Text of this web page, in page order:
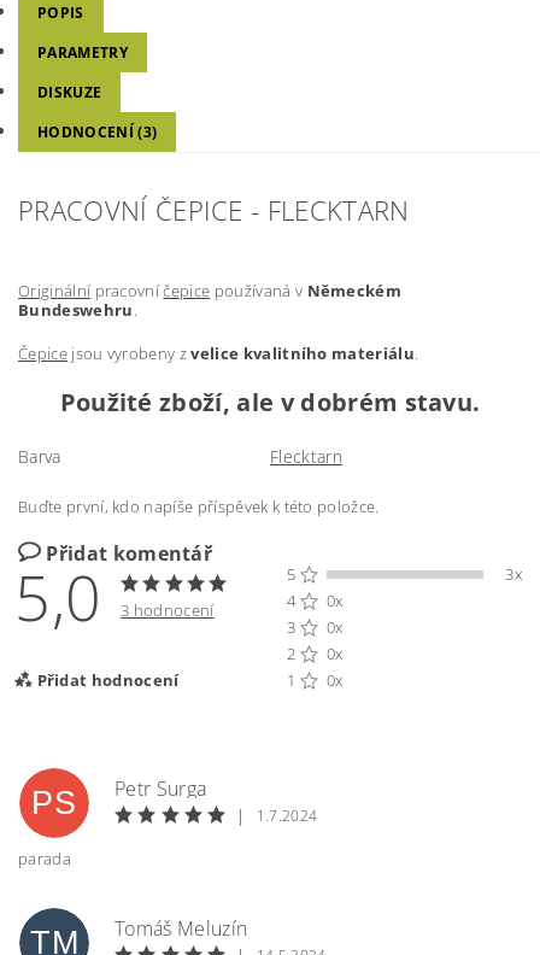
POPIS
PARAMETRY
DISKUZE
HODNOCENÍ (3)
PRACOVNÍ ČEPICE - FLECKTARN
Originální pracovníčepice používaná v Německém
Bundeswehru
Čepicejsou vyrobeny zvelice kvalitního materiálu
Použité zboží, ale v dobrém stavu.
Barva Flecktarn
Buďte první, kdo napíše příspěvek k této položce.
Přidat komentář
5,0 3 hodnocení
Přidat hodnocení
5
3x
4
0x
3
0x
2
0x
1
0x
PS
Petr Surga
|
1.7.2024
parada
TM
Tomáš Meluzín